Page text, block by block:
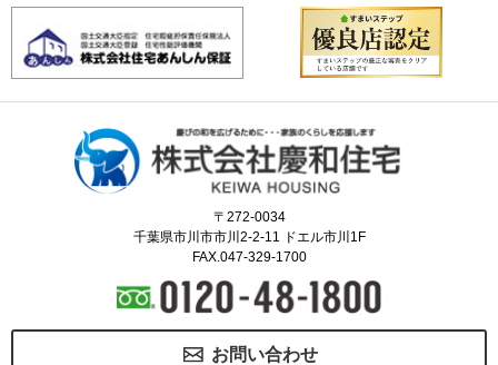
〒272-0034
千葉県市川市市川2-2-11 ドエル市川1F
FAX.047-329-1700
お問い合わせ